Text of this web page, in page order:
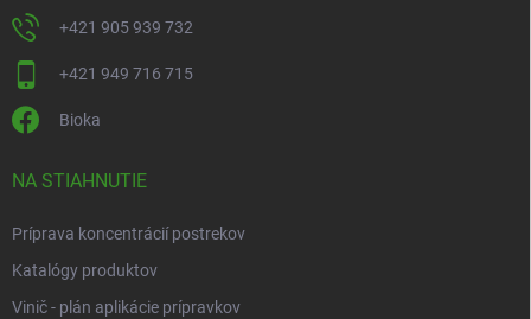
+421 905 939 732
+421 949 716 715
Bioka
NA STIAHNUTIE
Príprava koncentrácií postrekov
Katalógy produktov
Vinič - plán aplikácie prípravkov